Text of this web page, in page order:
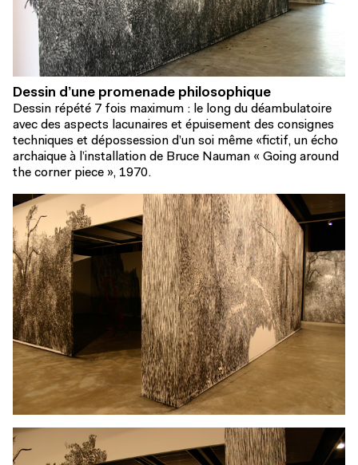
Dessin d’une promenade philosophique
Dessin répété 7 fois maximum : le long du déambulatoire
avec des aspects lacunaires et épuisement des consignes
techniques et dépossession d’un soi même «fictif, un écho
archaique à l’installation de Bruce Nauman « Going around
the corner piece », 1970.